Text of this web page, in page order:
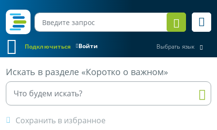
Войти
Подключиться Выбрать язык
Искать в разделе «Коротко о важном»
Сохранить в избранное
Все материалы